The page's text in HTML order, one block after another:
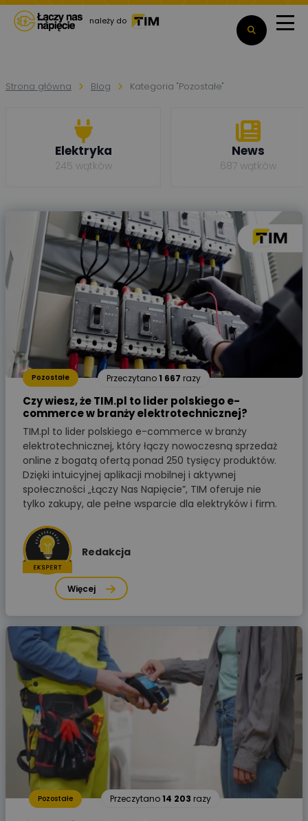
należy do
Strona główna Blog Kategoria "Pozostałe"
Elektryka
245 wątków
News
687 wątków
Pozostałe Przeczytano1 667 razy
Czy wiesz, że TIM.pl to lider polskiego e-
commerce w branży elektrotechnicznej?
TIM.pl to lider polskiego e-commerce w branży
elektrotechnicznej, który łączy nowoczesną sprzedaż
online z bogatą ofertą ponad 250 tysięcy produktów.
Dzięki intuicyjnej aplikacji mobilnej i aktywnej
społeczności „Łączy Nas Napięcie”, TIM oferuje nie
tylko zakupy, ale pełne wsparcie dla elektryków i firm.
Redakcja
Więcej
Pozostałe Przeczytano14 203 razy